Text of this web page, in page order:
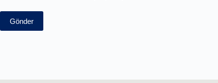
Gönder